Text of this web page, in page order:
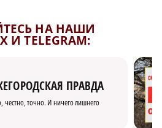
НА НАШИ
TELEGRAM:
ПРАВДА
честно, точно. И ничего лишнего